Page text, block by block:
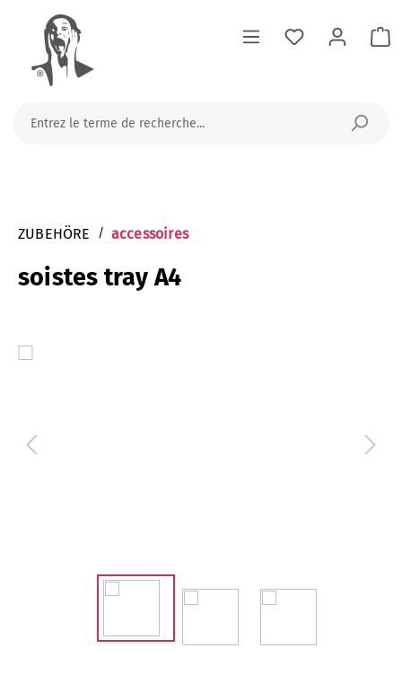
principal
ZUBEHÖRE / accessoires
soistes tray A4